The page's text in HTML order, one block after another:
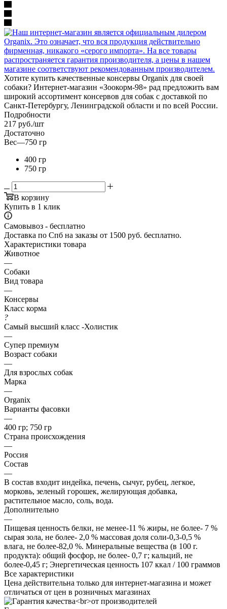
Хотите купить качественные консервы Organix для своей
собаки? Интернет-магазин «Зоокорм-98» рад предложить вам
широкий ассортимент консервов для собак с доставкой по
Санкт-Петербургу, Ленинградской области и по всей России.
Подробности
217 руб./шт
Достаточно
Вес—750 гр
400 гр
750 гр
В корзину
Купить в 1 клик
Самовывоз - бесплатно
Доставка по Спб на заказы от 1500 руб. бесплатно.
Характеристики товара
Животное
—
Собаки
Вид товара
—
Консервы
Класс корма
?
Самый высший класс -Холистик
—
Супер премиум
Возраст собаки
—
Для взрослых собак
Марка
—
Organix
Варианты фасовки
—
400 гр; 750 гр
Страна происхождения
—
Россия
Состав
—
В состав входит индейка, печень, сычуг, рубец, легкое,
морковь, зеленый горошек, желирующая добавка,
растительное масло, соль, вода.
Дополнительно
—
Пищевая ценность белки, не менее-11 % жиры, не более- 7 %
сырая зола, не более- 2,0 % массовая доля соли-0,3-0,5 %
влага, не более-82,0 %. Минеральные вещества (в 100 г.
продукта): общий фосфор, не более- 0,7 г; кальций, не
более-0,45 г; Энергетическая ценность 107 ккал / 100 граммов
Все характеристики
Цена действительна только для интернет-магазина и может
отличаться от цен в розничных магазинах